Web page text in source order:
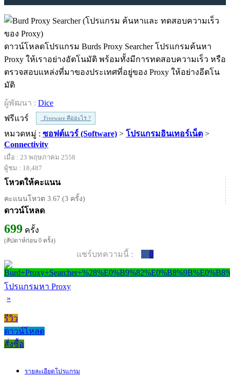
ดาวน์โหลดโปรแกรม Burds Proxy Searcher โปรแกรมค้นหา
Proxy ให้เราอย่างอัตโนมัติ พร้อมทั้งมีการทดสอบความเร็ว หรือ
ตรวจสอบแหล่งที่มาของประเทศที่อยู่ของ Proxy ให้อย่างอีตโน
มัติ
ผู้พัฒนา : Dice
ฟรีแวร์
Freeware คืออะไร ?
หมวดหมู่ : ซอฟต์แวร์ (Software) > โปรแกรมอินเทอร์เน็ต >
Connectivity
เมื่อ : 23 พฤษภาคม 2558
ผู้ชม : 18,487
โหวตให้คะแนน
คะแนนโหวต 3.67 (3 ครั้ง)
ดาวน์โหลด
699 ครั้ง
(สัปดาห์ก่อน 0 ครั้ง)
แชร์บทความนี้ : 0
โปรแกรมหา Proxy
»
รีวิว
ดาวน์โหลด
สั่งซื้อ
รายละเอียดโปรแกรม